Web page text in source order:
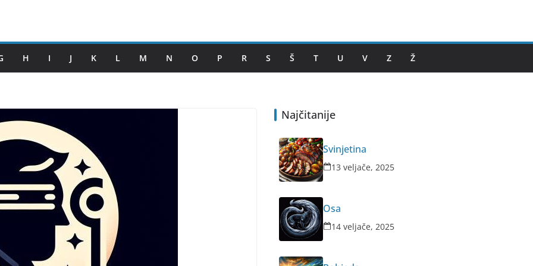
H I J K L M N O P R S Š T U V Z Ž
Najčitanije
Svinjetina
13 veljače, 2025
Osa
14 veljače, 2025